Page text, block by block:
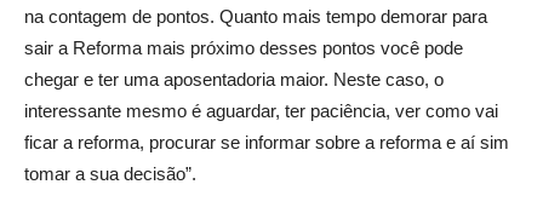
na contagem de pontos. Quanto mais tempo demorar para
sair a Reforma mais próximo desses pontos você pode
chegar e ter uma aposentadoria maior. Neste caso, o
interessante mesmo é aguardar, ter paciência, ver como vai
ficar a reforma, procurar se informar sobre a reforma e aí sim
tomar a sua decisão”.